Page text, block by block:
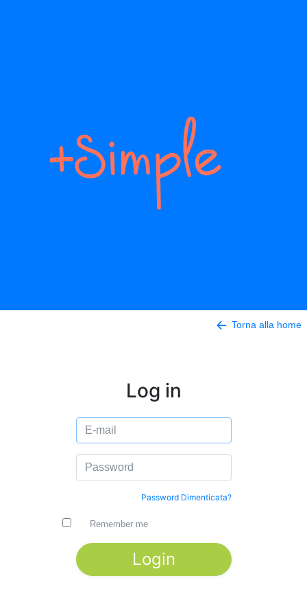
Torna alla home
Log in
Password Dimenticata?
Remember me
Login